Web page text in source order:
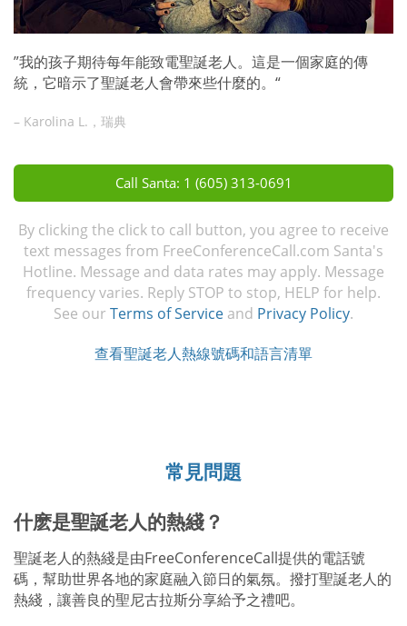
”我的孩子期待每年能致電聖誕老人。這是一個家庭的傳
統，它暗示了聖誕老人會帶來些什麼的。“
– Karolina L.，瑞典
Call Santa: 1 (605) 313-0691
By clicking the click to call button, you agree to receive
text messages from FreeConferenceCall.com Santa's
Hotline. Message and data rates may apply. Message
frequency varies. Reply STOP to stop, HELP for help.
See our Terms of Service and Privacy Policy.
查看聖誕老人熱線號碼和語言清單
常見問題
什麽是聖誕老人的熱綫？
聖誕老人的熱綫是由FreeConferenceCall提供的電話號
碼，幫助世界各地的家庭融入節日的氣氛。撥打聖誕老人的
熱綫，讓善良的聖尼古拉斯分享給予之禮吧。